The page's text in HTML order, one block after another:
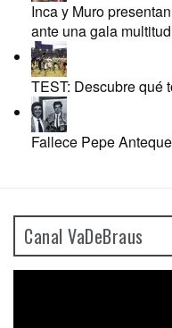
Inca y Muro
ante una gala
TEST: Descubre qué
Fallece Pepe
Canal VaDeBraus